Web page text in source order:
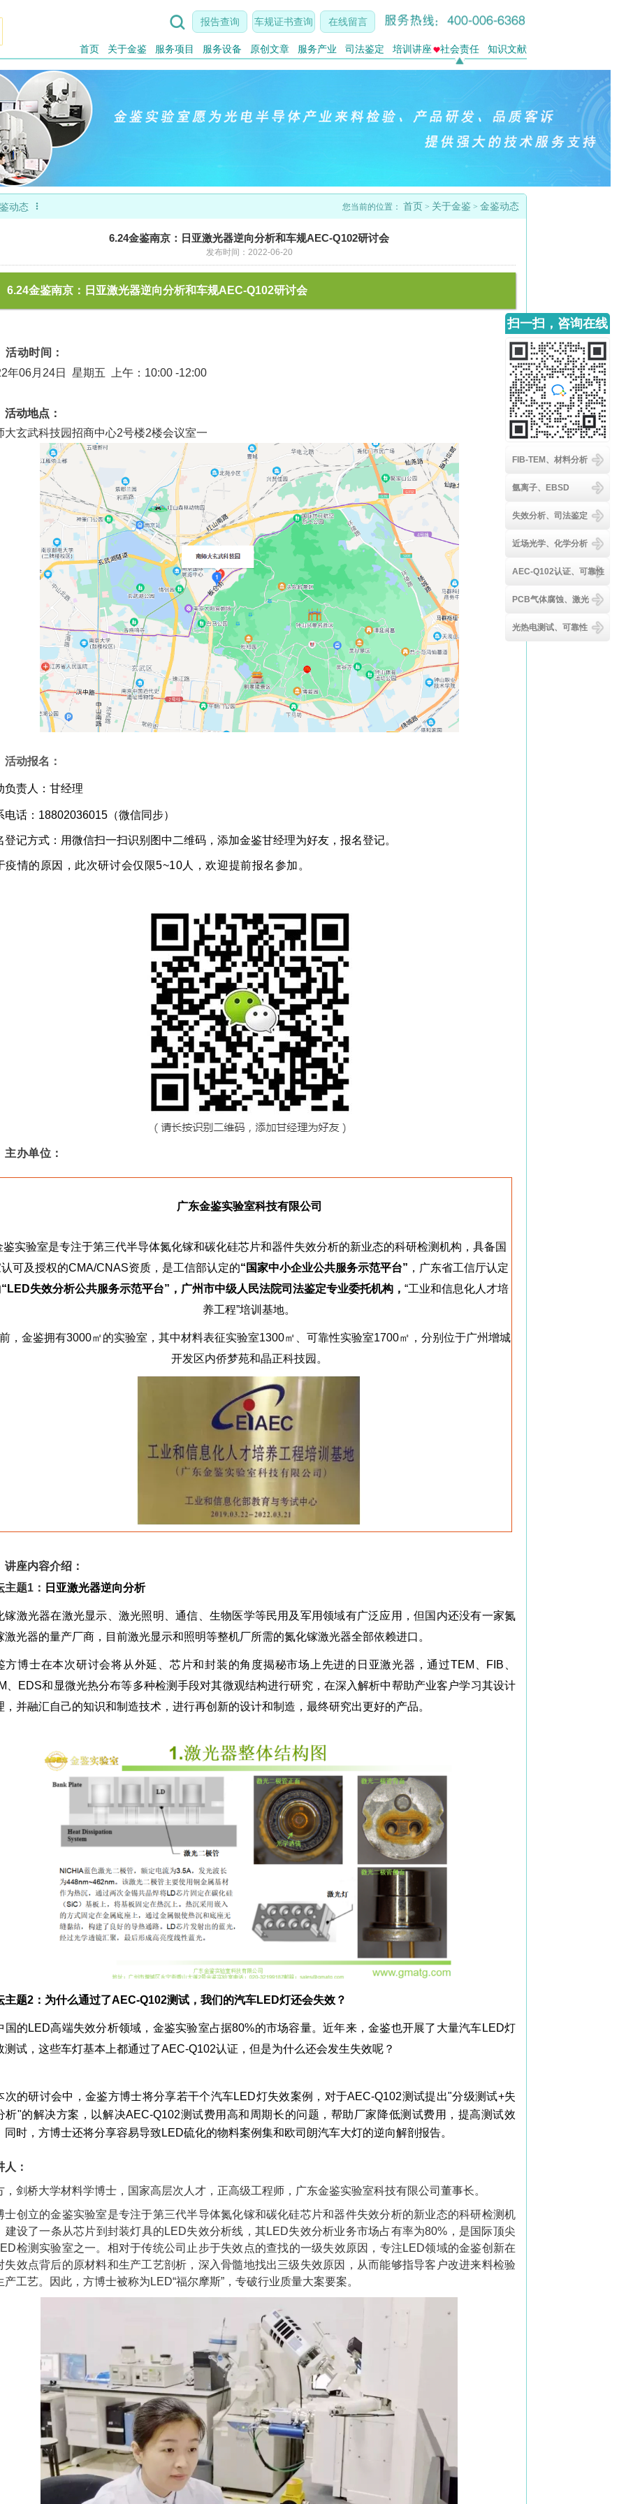
在线留言
车规证书查询
报告查询

首页 关于金鉴 服务项目 服务设备 原创文章 服务产业 司法鉴定 培训讲座 社会责任 知识文献
动态  您当前的位置： 首页 > 关于金鉴 > 金鉴动态
6.24金鉴南京：日亚激光器逆向分析和车规AEC-Q102研讨会
发布时间：2022-06-20
6.24金鉴南京：日亚激光器逆向分析和车规AEC-Q102研讨会
活动时间：
年06月24日 星期五 上午：10:00 -12:00
活动地点：
大玄武科技园招商中心2号楼2楼会议室一
活动报名：
负责人：甘经理
电话：18802036015（微信同步）
登记方式：用微信扫一扫识别图中二维码，添加金鉴甘经理为好友，报名登记。
疫情的原因，此次研讨会仅限5~10人，欢迎提前报名参加。
主办单位：
广东金鉴实验室科技有限公司
鉴实验室是专注于第三代半导体氮化镓和碳化硅芯片和器件失效分析的新业态的科研检测机构，具备国
可及授权的CMA/CNAS资质，是工信部认定的“国家中小企业公共服务示范平台” ，广东省工信厅认定
“LED失效分析公共服务示范平台”，广州市中级人民法院司法鉴定专业委托机构， “工业和信息化人才培
养工程”培训基地。
， 金鉴拥有3000㎡的实验室，其中材料表征实验室1300㎡、可靠性实验室1700㎡，分别位于广州增城
开发区内侨梦苑和晶正科技园。
讲座内容介绍：
主题1： 日亚激光器逆向分析
镓激光器在激光显示、激光照明、通信、生物医学等民用及军用领域有广泛应用，但国内还没有一家氮
激光器的量产厂商，目前激光显示和照明等整机厂所需的氮化镓激光器全部依赖进口。
方博士在本次研讨会将从外延、芯片和封装的角度揭秘市场上先进的日亚激光器，通过TEM、FIB、
、EDS和显微光热分布等多种检测手段对其微观结构进行研究，在深入解析中帮助产业客户学习其设计
，并融汇自己的知识和制造技术，进行再创新的设计和制造，最终研究出更好的产品。
主题2 ：为什么通过了AEC-Q102测试，我们的汽车LED灯还会失效？
国的LED高端失效分析领域，金鉴实验室占据80%的市场容量。近年来，金鉴也开展了大量汽车LED灯
测试，这些车灯基本上都通过了AEC-Q102认证，但是为什么还会发生失效呢？
次的研讨会中，金鉴方博士将分享若干个汽车LED灯失效案例，对于AEC-Q102测试提出"分级测试+失
析"的解决方案，以解决AEC-Q102测试费用高和周期长的问题，帮助厂家降低测试费用，提高测试效
同时，方博士还将分享容易导致LED硫化的物料案例集和欧司朗汽车大灯的逆向解剖报告。
人：
，剑桥大学材料学博士，国家高层次人才，正高级工程师，广东金鉴实验室科技有限公司董事长。
士创立的金鉴实验室是专注于第三代半导体氮化镓和碳化硅芯片和器件失效分析的新业态的科研检测机
建设了一条从芯片到封装灯具的LED失效分析线，其LED失效分析业务市场占有率为80%，是国际顶尖
检测实验室之一。相对于传统公司止步于失效点的查找的一级失效原因，专注LED领域的金鉴创新在
失效点背后的原材料和生产工艺剖析，深入骨髓地找出三级失效原因，从而能够指导客户改进来料检验
产工艺。因此，方博士被称为LED“福尔摩斯”，专破行业质量大案要案。
扫一扫，咨询在线
客服
FIB-TEM、材料分析
氩离子、EBSD
失效分析、司法鉴定
近场光学、化学分析
AEC-Q102认证、可靠性
PCB气体腐蚀、激光
光热电测试、可靠性